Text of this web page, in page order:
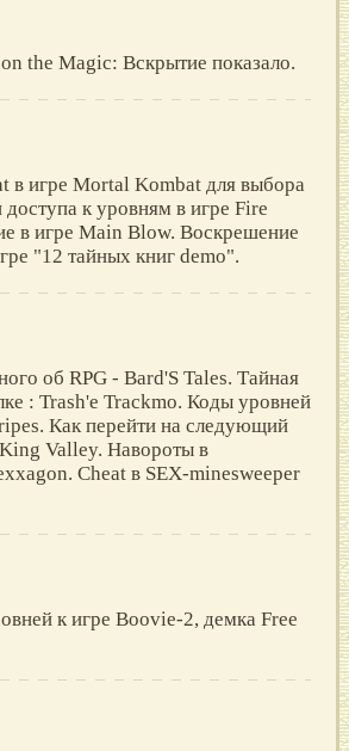
the Magic: Вскрытие показало.
в игре Mortal Kombat для выбора
к уровням в игре Fire
в игре Main Blow. Воскрешение
"12 тайных книг demo".
об RPG - Bard'S Tales. Тайная
: Trash'e Trackmo. Коды уровней
Как перейти на следующий
Valley. Навороты в
Cheat в SEX-minesweeper
к игре Boovie-2, демка Free